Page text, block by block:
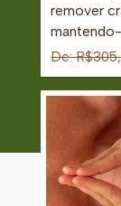
remover
mantendo-
De: